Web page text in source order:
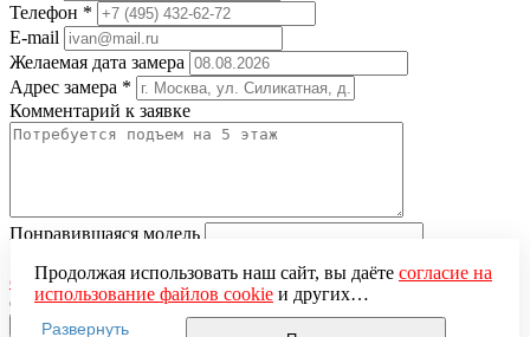
Телефон *
E-mail
Желаемая дата замера
Адрес замера *
Комментарий к заявке
Понравившаяся модель
обработку персональных данных и подтверждаете
ознакомление сПолитикой обработки персональных данных
Продолжая использовать наш сайт, вы даёте согласие на
использование файлов cookieи других
пользовательских данных (включая IP-адрес, сведения о
Развернуть